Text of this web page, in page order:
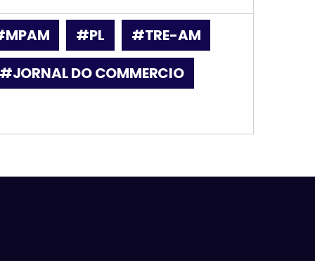
#PL
#TRE-AM
#JORNAL DO COMMERCIO